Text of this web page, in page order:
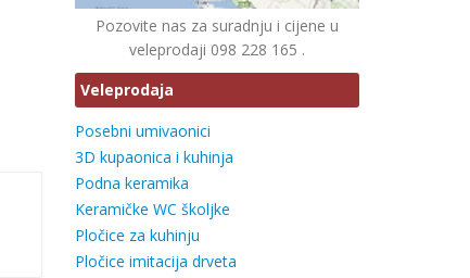
Pozovite nas za suradnju i cijene u
veleprodaji 098 228 165 .
Veleprodaja
Posebni umivaonici
3D kupaonica i kuhinja
Podna keramika
Keramičke WC školjke
Pločice za kuhinju
Pločice imitacija drveta